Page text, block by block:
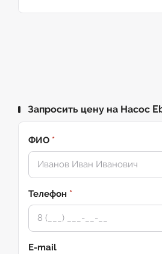
Запросить цену на Насос
ФИО *
Телефон *
E-mail